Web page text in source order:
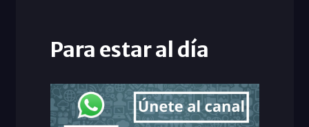
Para estar al día